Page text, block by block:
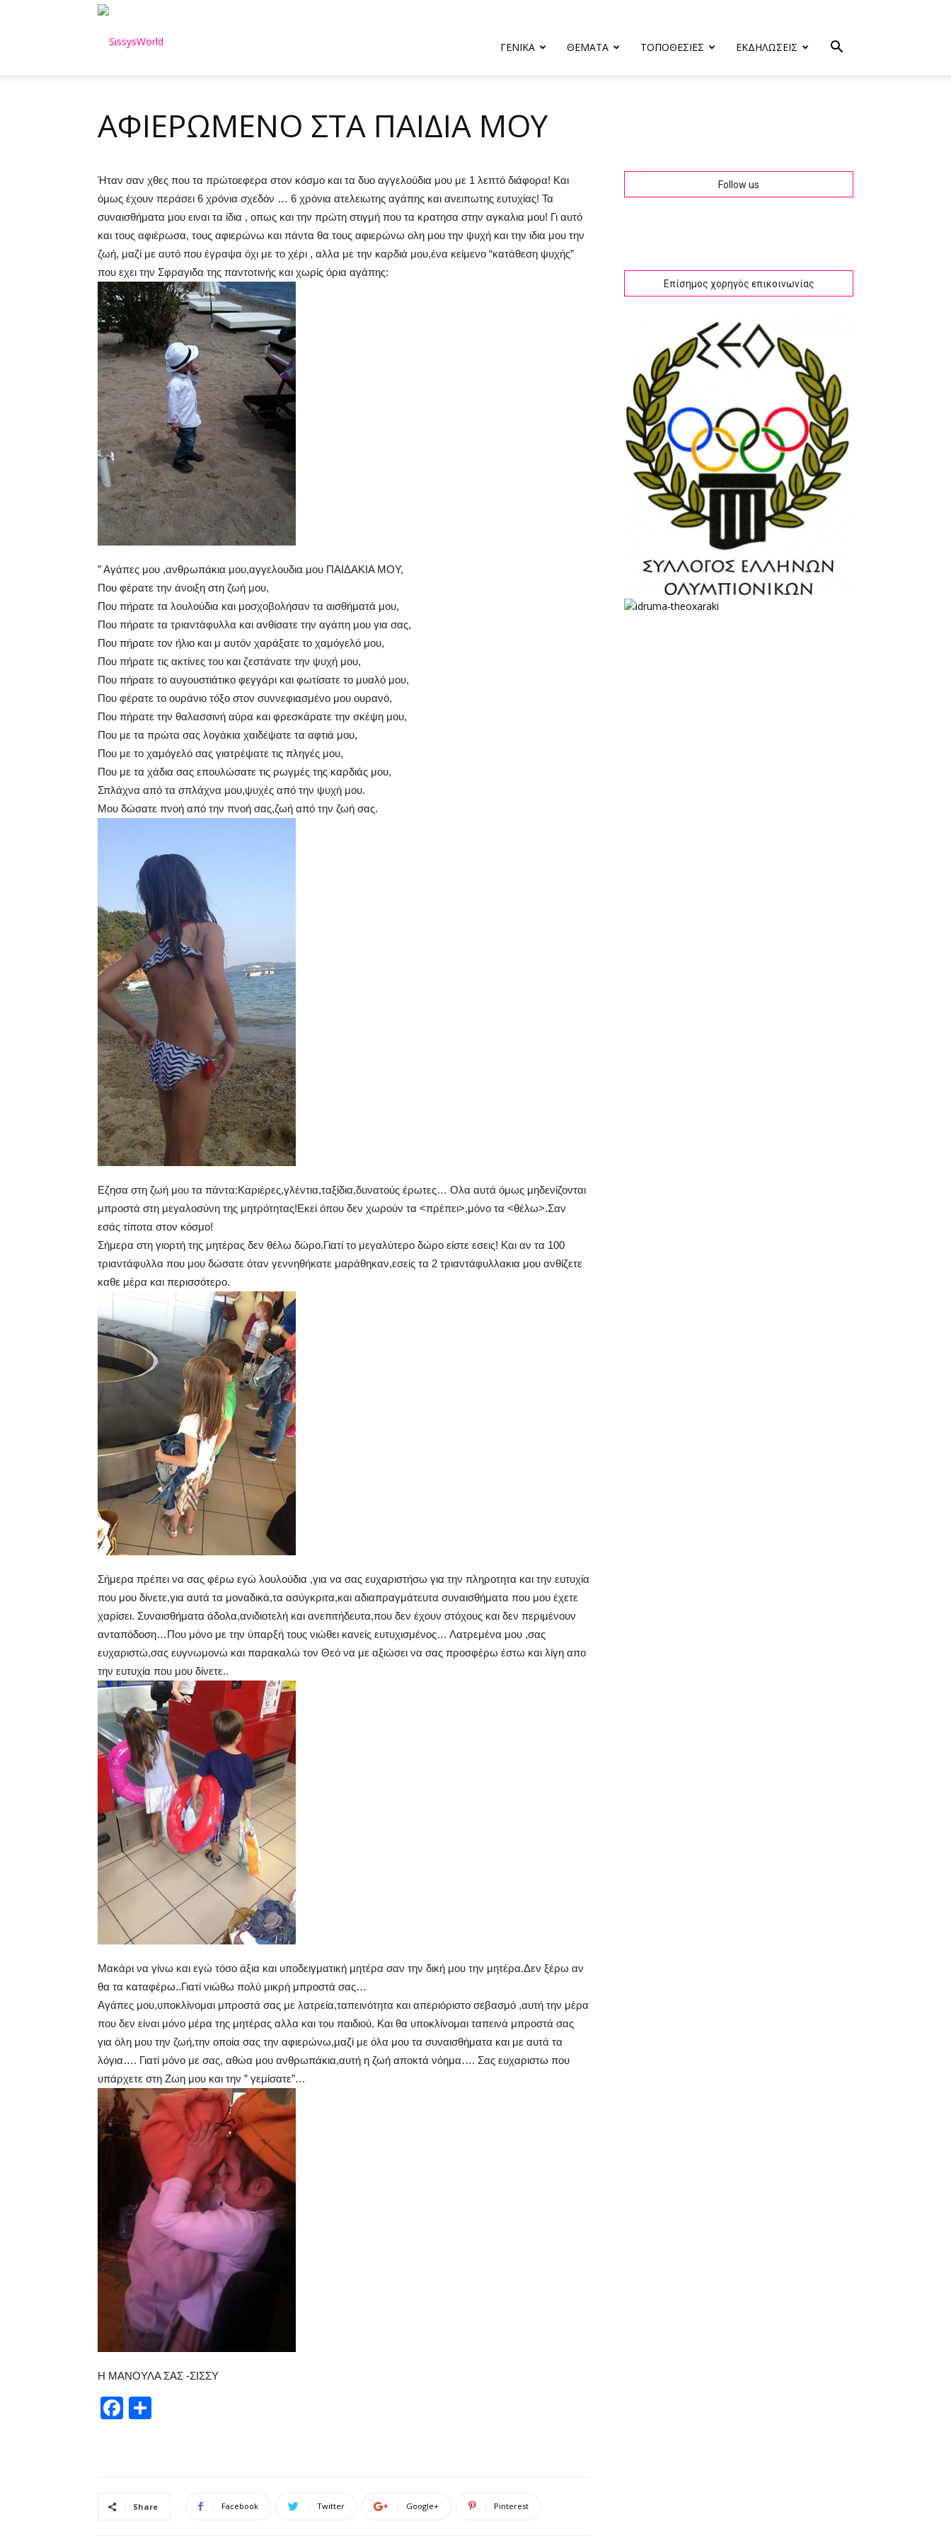
ΓΕΝΙΚΑ ΘΕΜΑΤΑ ΤΟΠΟΘΕΣΙΕΣ ΕΚΔΗΛΩΣΕΙΣ
ΑΦΙΕΡΩΜΕΝΟ ΣΤΑ ΠΑΙΔΙΑ ΜΟΥ
Ήταν σαν χθες που τα πρώτοεφερα στον κόσμο και τα δυο αγγελούδια μου με 1 λεπτό διάφορα! Και
όμως έχουν περάσει 6 χρόνια σχεδόν … 6 χρόνια ατελειωτης αγάπης και ανειπωτης ευτυχίας! Τα
συναισθήματα μου ειναι τα ίδια , οπως και την πρώτη στιγμή που τα κρατησα στην αγκαλια μου! Γι αυτό
και τους αφιέρωσα, τους αφιερώνω και πάντα θα τους αφιερώνω ολη μου την ψυχή και την ιδια μου την
ζωή, μαζί με αυτό που έγραψα όχι με το χέρι , αλλα με την καρδιά μου,ένα κείμενο “κατάθεση ψυχής”
που εχει την Σφραγιδα της παντοτινής και χωρίς όρια αγάπης:
” Αγάπες μου ,ανθρωπάκια μου,αγγελουδια μου ΠΑΙΔΑΚΙΑ ΜΟΥ,
Που φέρατε την άνοιξη στη ζωή μου,
Που πήρατε τα λουλούδια και μοσχοβολήσαν τα αισθήματά μου,
Που πήρατε τα τριαντάφυλλα και ανθίσατε την αγάπη μου για σας,
Που πήρατε τον ήλιο και μ αυτόν χαράξατε το χαμόγελό μου,
Που πήρατε τις ακτίνες του και ζεστάνατε την ψυχή μου,
Που πήρατε το αυγουστιάτικο φεγγάρι και φωτίσατε το μυαλό μου,
Που φέρατε το ουράνιο τόξο στον συννεφιασμένο μου ουρανό,
Που πήρατε την θαλασσινή αύρα και φρεσκάρατε την σκέψη μου,
Που με τα πρώτα σας λογάκια χαιδέψατε τα αφτιά μου,
Που με το χαμόγελό σας γιατρέψατε τις πληγές μου,
Που με τα χάδια σας επουλώσατε τις ρωγμές της καρδιάς μου,
Σπλάχνα από τα σπλάχνα μου,ψυχές από την ψυχή μου.
Μου δώσατε πνοή από την πνοή σας,ζωή από την ζωή σας.
Εζησα στη ζωή μου τα πάντα:Καριέρες,γλέντια,ταξίδια,δυνατούς έρωτες… Ολα αυτά όμως μηδενίζονται
μπροστά στη μεγαλοσύνη της μητρότητας!Εκεί όπου δεν χωρούν τα <πρέπει>,μόνο τα <θέλω>.Σαν
εσάς τίποτα στον κόσμο!
Σήμερα στη γιορτή της μητέρας δεν θέλω δώρο.Γιατί το μεγαλύτερο δώρο είστε εσεις! Και αν τα 100
τριαντάφυλλα που μου δώσατε όταν γεννηθήκατε μαράθηκαν,εσείς τα 2 τριαντάφυλλακια μου ανθίζετε
καθε μέρα και περισσότερο.
Σήμερα πρέπει να σας φέρω εγώ λουλούδια ,για να σας ευχαριστήσω για την πληροτητα και την ευτυχία
που μου δίνετε,για αυτά τα μοναδικά,τα ασύγκριτα,και αδιαπραγμάτευτα συναισθήματα που μου έχετε
χαρίσει. Συναισθήματα άδολα,ανιδιοτελή και ανεπιτήδευτα,που δεν έχουν στόχους και δεν περιμένουν
ανταπόδοση…Που μόνο με την ύπαρξή τους νιώθει κανείς ευτυχισμένος… Λατρεμένα μου ,σας
ευχαριστώ,σας ευγνωμονώ και παρακαλώ τον Θεό να με αξιώσει να σας προσφέρω έστω και λίγη απο
την ευτυχία που μου δίνετε..
Μακάρι να γίνω και εγώ τόσο άξια και υποδειγματική μητέρα σαν την δική μου την μητέρα.Δεν ξέρω αν
θα τα καταφέρω..Γιατί νιώθω πολύ μικρή μπροστά σας…
Αγάπες μου,υποκλίνομαι μπροστά σας με λατρεία,ταπεινότητα και απεριόριστο σεβασμό ,αυτή την μέρα
που δεν είναι μόνο μέρα της μητέρας αλλα και του παιδιού. Και θα υποκλίνομαι ταπεινά μπροστά σας
για όλη μου την ζωή,την οποία σας την αφιερώνω,μαζί με όλα μου τα συναισθήματα και με αυτά τα
λόγια…. Γιατί μόνο με σας, αθώα μου ανθρωπάκια,αυτή η ζωή αποκτά νόημα…. Σας ευχαριστω που
υπάρχετε στη Ζωη μου και την ” γεμίσατε”…
Η ΜΑΝΟΥΛΑ ΣΑΣ -ΣΙΣΣΥ
Facebook
Share Facebook Twitter Google+ Pinterest
Follow us
Επίσημος χορηγός επικοινωνίας